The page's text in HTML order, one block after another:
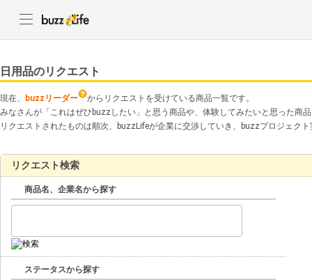
日用品のリクエスト
現在、 buzzリーダー
からリクエストを受けている商品一覧です。
みなさんが「これはぜひbuzzしたい」と思う商品や、体験してみたいと思った商
リクエストされたものは順次、buzzLifeが企業に交渉していき、buzzプロジェク
リクエスト検索
商品名、企業名から探す
ステータスから探す